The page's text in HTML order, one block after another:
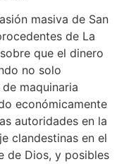
masiva de San
de La
que el dinero
no solo
maquinaria
económicamente
autoridades en la
clandestinas en el
de Dios, y posibles